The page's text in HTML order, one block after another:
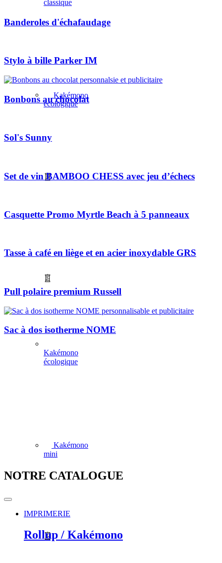
Kakémono
écologique
Kakémono
mini
classique
Kakémono
écologique
Banderoles d'échafaudage
Stylo à bille Parker IM
Bonbons au chocolat
Sol's Sunny
Set de vin BAMBOO CHESS avec jeu d’échecs
Casquette Promo Myrtle Beach à 5 panneaux
Tasse à café en liège et en acier inoxydable GRS
Pull polaire premium Russell
Sac à dos isotherme NOME
NOTRE CATALOGUE
IMPRIMERIE
Rollup / Kakémono